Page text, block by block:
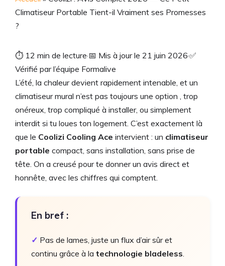
Climatiseur Portable Tient-il Vraiment ses Promesses
?
⏱ 12 min de lecture·📅 Mis à jour le 21 juin 2026·✅
Vérifié par l’équipe Formalive
L’été, la chaleur devient rapidement intenable, et un
climatiseur mural n’est pas toujours une option , trop
onéreux, trop compliqué à installer, ou simplement
interdit si tu loues ton logement. C’est exactement là
que le Coolizi Cooling Ace intervient : un climatiseur
portable compact, sans installation, sans prise de
tête. On a creusé pour te donner un avis direct et
honnête, avec les chiffres qui comptent.
En bref :
✓ Pas de lames, juste un flux d’air sûr et
continu grâce à la technologie bladeless.